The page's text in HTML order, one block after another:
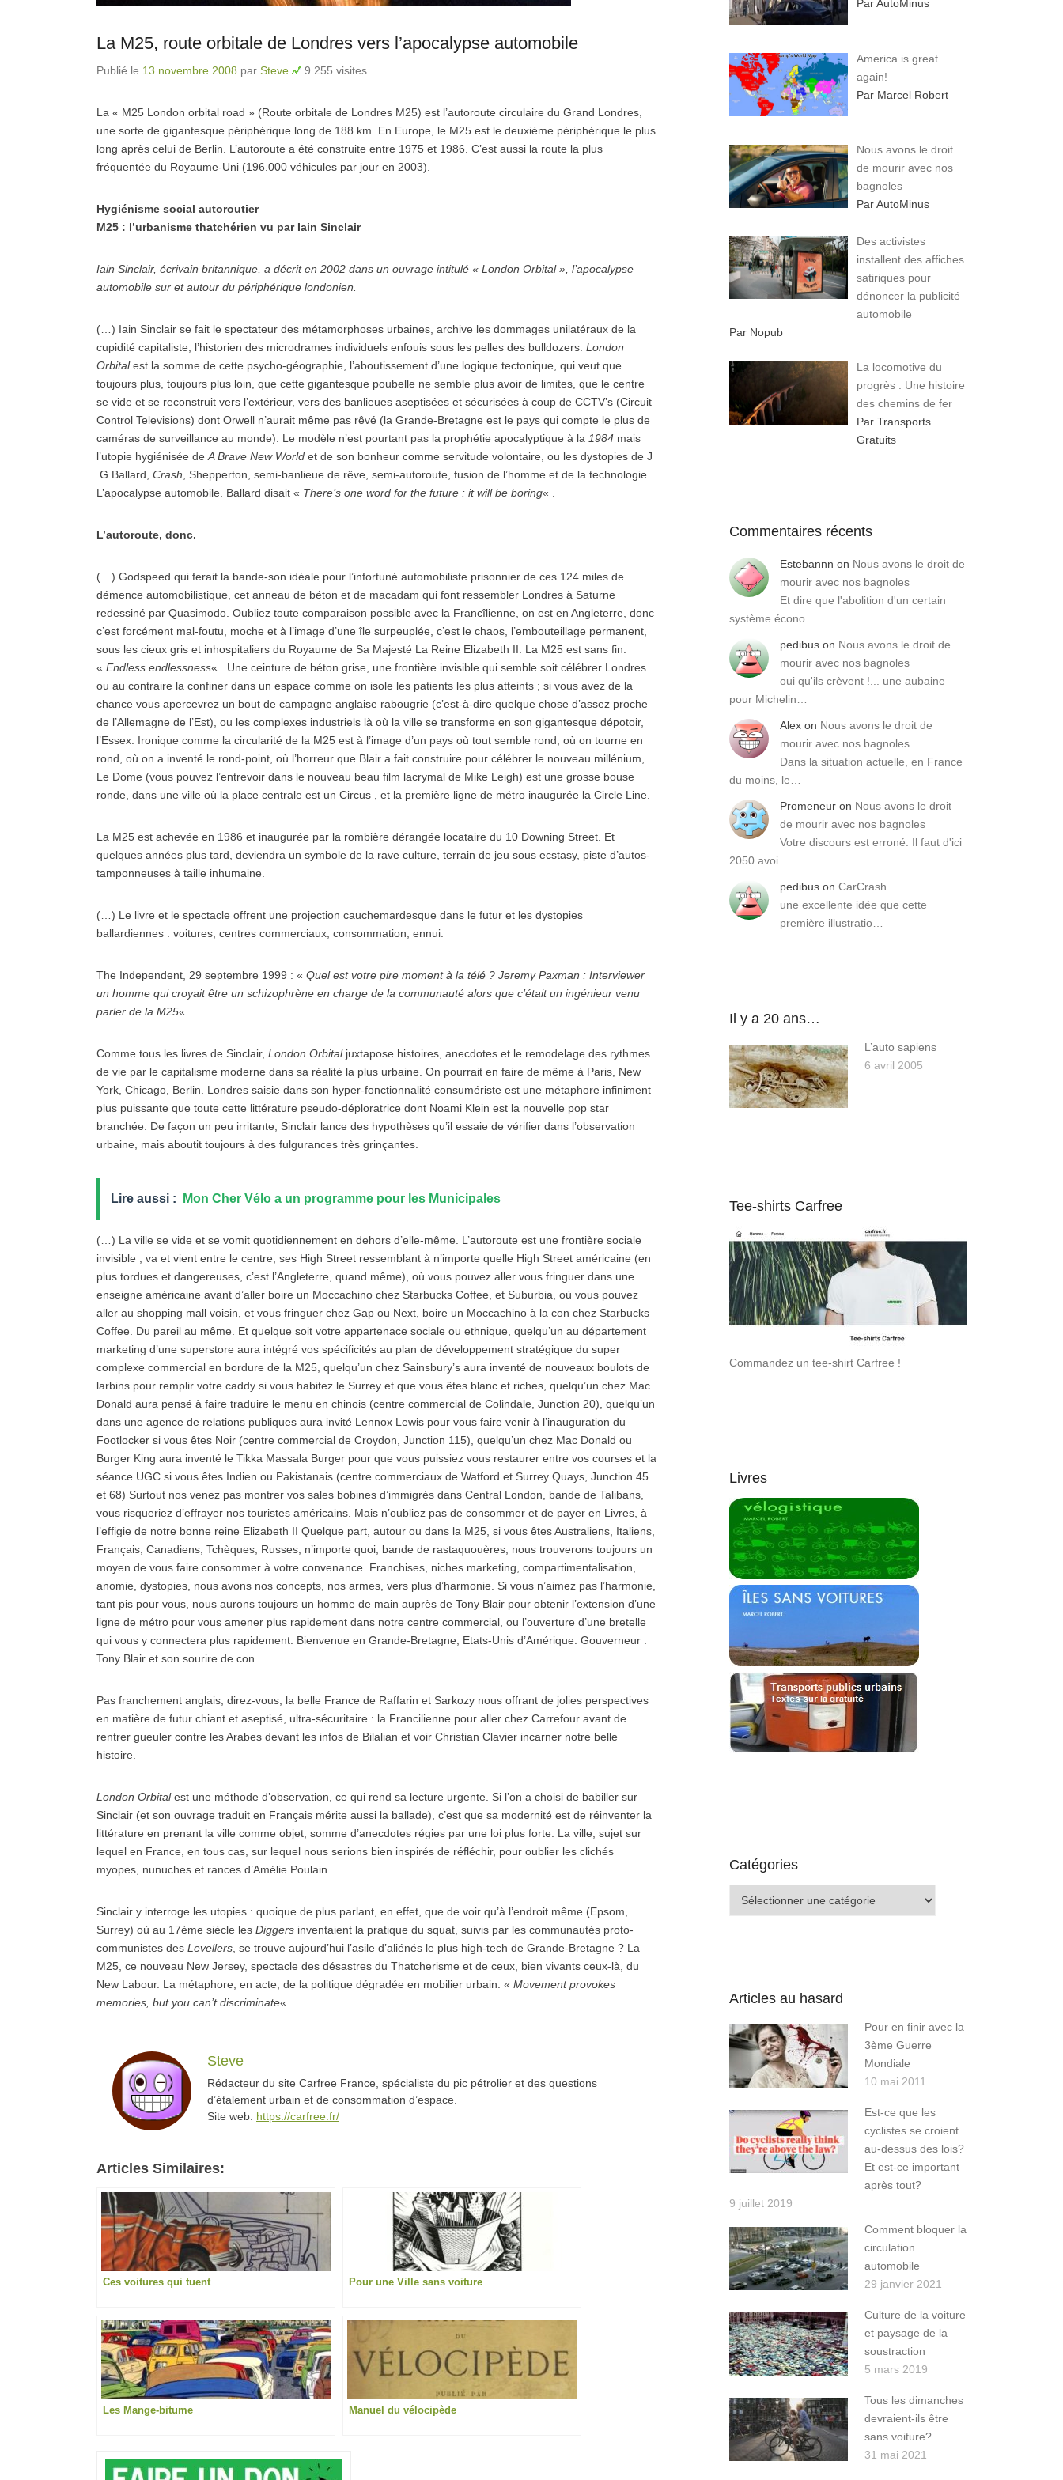
La M25, route orbitale de Londres vers l’apocalypse automobile
Publié le 13 novembre 2008 par Steve 9 255 visites
La « M25 London orbital road » (Route orbitale de Londres M25) est l’autoroute circulaire du Grand Londres,
une sorte de gigantesque périphérique long de 188 km. En Europe, le M25 est le deuxième périphérique le plus
long après celui de Berlin. L’autoroute a été construite entre 1975 et 1986. C’est aussi la route la plus
fréquentée du Royaume-Uni (196.000 véhicules par jour en 2003).
Hygiénisme social autoroutier
M25 : l’urbanisme thatchérien vu par Iain Sinclair
Iain Sinclair, écrivain britannique, a décrit en 2002 dans un ouvrage intitulé « London Orbital », l’apocalypse
automobile sur et autour du périphérique londonien.
(…) Iain Sinclair se fait le spectateur des métamorphoses urbaines, archive les dommages unilatéraux de la
cupidité capitaliste, l’historien des microdrames individuels enfouis sous les pelles des bulldozers. London
Orbitalest la somme de cette psycho-géographie, l’aboutissement d’une logique tectonique, qui veut que
toujours plus, toujours plus loin, que cette gigantesque poubelle ne semble plus avoir de limites, que le centre
se vide et se reconstruit vers l’extérieur, vers des banlieues aseptisées et sécurisées à coup de CCTV’s (Circuit
Control Televisions) dont Orwell n’aurait même pas rêvé (la Grande-Bretagne est le pays qui compte le plus de
caméras de surveillance au monde). Le modèle n’est pourtant pas la prophétie apocalyptique à la 1984 mais
l’utopie hygiénisée de A Brave New World et de son bonheur comme servitude volontaire, ou les dystopies de J
.G Ballard, Crash , Shepperton, semi-banlieue de rêve, semi-autoroute, fusion de l’homme et de la technologie.
L’apocalypse automobile. Ballard disait « There’s one word for the future : it will be boring« .
L’autoroute, donc.
(…) Godspeed qui ferait la bande-son idéale pour l’infortuné automobiliste prisonnier de ces 124 miles de
démence automobilistique, cet anneau de béton et de macadam qui font ressembler Londres à Saturne
redessiné par Quasimodo. Oubliez toute comparaison possible avec la Francîlienne, on est en Angleterre, donc
c’est forcément mal-foutu, moche et à l’image d’une île surpeuplée, c’est le chaos, l’embouteillage permanent,
sous les cieux gris et inhospitaliers du Royaume de Sa Majesté La Reine Elizabeth II. La M25 est sans fin.
« Endless endlessness« . Une ceinture de béton grise, une frontière invisible qui semble soit célébrer Londres
ou au contraire la confiner dans un espace comme on isole les patients les plus atteints ; si vous avez de la
chance vous apercevrez un bout de campagne anglaise rabougrie (c’est-à-dire quelque chose d’assez proche
de l’Allemagne de l’Est), ou les complexes industriels là où la ville se transforme en son gigantesque dépotoir,
l’Essex. Ironique comme la circularité de la M25 est à l’image d’un pays où tout semble rond, où on tourne en
rond, où on a inventé le rond-point, où l’horreur que Blair a fait construire pour célébrer le nouveau millénium,
Le Dome (vous pouvez l’entrevoir dans le nouveau beau film lacrymal de Mike Leigh) est une grosse bouse
ronde, dans une ville où la place centrale est un Circus , et la première ligne de métro inaugurée la Circle Line.
La M25 est achevée en 1986 et inaugurée par la rombière dérangée locataire du 10 Downing Street. Et
quelques années plus tard, deviendra un symbole de la rave culture, terrain de jeu sous ecstasy, piste d’autos-
tamponneuses à taille inhumaine.
(…) Le livre et le spectacle offrent une projection cauchemardesque dans le futur et les dystopies
ballardiennes : voitures, centres commerciaux, consommation, ennui.
The Independent, 29 septembre 1999 : « Quel est votre pire moment à la télé ? Jeremy Paxman : Interviewer
un homme qui croyait être un schizophrène en charge de la communauté alors que c’était un ingénieur venu
parler de la M25« .
Comme tous les livres de Sinclair, London Orbitaljuxtapose histoires, anecdotes et le remodelage des rythmes
de vie par le capitalisme moderne dans sa réalité la plus urbaine. On pourrait en faire de même à Paris, New
York, Chicago, Berlin. Londres saisie dans son hyper-fonctionnalité consumériste est une métaphore infiniment
plus puissante que toute cette littérature pseudo-déploratrice dont Noami Klein est la nouvelle pop star
branchée. De façon un peu irritante, Sinclair lance des hypothèses qu’il essaie de vérifier dans l’observation
urbaine, mais aboutit toujours à des fulgurances très grinçantes.
Lire aussi : Mon Cher Vélo a un programme pour les Municipales
(…) La ville se vide et se vomit quotidiennement en dehors d’elle-même. L’autoroute est une frontière sociale
invisible ; va et vient entre le centre, ses High Street ressemblant à n’importe quelle High Street américaine (en
plus tordues et dangereuses, c’est l’Angleterre, quand même), où vous pouvez aller vous fringuer dans une
enseigne américaine avant d’aller boire un Moccachino chez Starbucks Coffee, et Suburbia, où vous pouvez
aller au shopping mall voisin, et vous fringuer chez Gap ou Next, boire un Moccachino à la con chez Starbucks
Coffee. Du pareil au même. Et quelque soit votre appartenace sociale ou ethnique, quelqu’un au département
marketing d’une superstore aura intégré vos spécificités au plan de développement stratégique du super
complexe commercial en bordure de la M25, quelqu’un chez Sainsbury’s aura inventé de nouveaux boulots de
larbins pour remplir votre caddy si vous habitez le Surrey et que vous êtes blanc et riches, quelqu’un chez Mac
Donald aura pensé à faire traduire le menu en chinois (centre commercial de Colindale, Junction 20), quelqu’un
dans une agence de relations publiques aura invité Lennox Lewis pour vous faire venir à l’inauguration du
Footlocker si vous êtes Noir (centre commercial de Croydon, Junction 115), quelqu’un chez Mac Donald ou
Burger King aura inventé le Tikka Massala Burger pour que vous puissiez vous restaurer entre vos courses et la
séance UGC si vous êtes Indien ou Pakistanais (centre commerciaux de Watford et Surrey Quays, Junction 45
et 68) Surtout nos venez pas montrer vos sales bobines d’immigrés dans Central London, bande de Talibans,
vous risqueriez d’effrayer nos touristes américains. Mais n’oubliez pas de consommer et de payer en Livres, à
l’effigie de notre bonne reine Elizabeth II Quelque part, autour ou dans la M25, si vous êtes Australiens, Italiens,
Français, Canadiens, Tchèques, Russes, n’importe quoi, bande de rastaquouères, nous trouverons toujours un
moyen de vous faire consommer à votre convenance. Franchises, niches marketing, compartimentalisation,
anomie, dystopies, nous avons nos concepts, nos armes, vers plus d’harmonie. Si vous n’aimez pas l’harmonie,
tant pis pour vous, nous aurons toujours un homme de main auprès de Tony Blair pour obtenir l’extension d’une
ligne de métro pour vous amener plus rapidement dans notre centre commercial, ou l’ouverture d’une bretelle
qui vous y connectera plus rapidement. Bienvenue en Grande-Bretagne, Etats-Unis d’Amérique. Gouverneur :
Tony Blair et son sourire de con.
Pas franchement anglais, direz-vous, la belle France de Raffarin et Sarkozy nous offrant de jolies perspectives
en matière de futur chiant et aseptisé, ultra-sécuritaire : la Francilienne pour aller chez Carrefour avant de
rentrer gueuler contre les Arabes devant les infos de Bilalian et voir Christian Clavier incarner notre belle
histoire.
London Orbitalest une méthode d’observation, ce qui rend sa lecture urgente. Si l’on a choisi de babiller sur
Sinclair (et son ouvrage traduit en Français mérite aussi la ballade), c’est que sa modernité est de réinventer la
littérature en prenant la ville comme objet, somme d’anecdotes régies par une loi plus forte. La ville, sujet sur
lequel en France, en tous cas, sur lequel nous serions bien inspirés de réfléchir, pour oublier les clichés
myopes, nunuches et rances d’Amélie Poulain.
Sinclair y interroge les utopies : quoique de plus parlant, en effet, que de voir qu’à l’endroit même (Epsom,
Surrey) où au 17ème siècle les Diggers inventaient la pratique du squat, suivis par les communautés proto-
communistes des Levellers , se trouve aujourd’hui l’asile d’aliénés le plus high-tech de Grande-Bretagne ? La
M25, ce nouveau New Jersey, spectacle des désastres du Thatcherisme et de ceux, bien vivants ceux-là, du
New Labour. La métaphore, en acte, de la politique dégradée en mobilier urbain. « Movement provokes
memories, but you can’t discriminate« .
Steve
Rédacteur du site Carfree France, spécialiste du pic pétrolier et des questions
d’étalement urbain et de consommation d’espace.
Site web: https://carfree.fr/
Articles Similaires:
Ces voitures qui tuent Pour une Ville sans voiture
Les Mange-bitume Manuel du vélocipède
Par AutoMinus
America is great
again!
Par Marcel Robert
Nous avons le droit
de mourir avec nos
bagnoles
Par AutoMinus
Des activistes
installent des affiches
satiriques pour
dénoncer la publicité
automobile
Par Nopub
La locomotive du
progrès : Une histoire
des chemins de fer
Par Transports
Gratuits
Commentaires récents
Estebannn on Nous avons le droit de
mourir avec nos bagnoles
Et dire que l'abolition d'un certain
système écono…
pedibus on Nous avons le droit de
mourir avec nos bagnoles
oui qu'ils crèvent !... une aubaine
pour Michelin…
Alex on Nous avons le droit de
mourir avec nos bagnoles
Dans la situation actuelle, en France
du moins, le…
Promeneur on Nous avons le droit
de mourir avec nos bagnoles
Votre discours est erroné. Il faut d'ici
2050 avoi…
pedibus on CarCrash
une excellente idée que cette
première illustratio…
Il y a 20 ans…
L’auto sapiens
6 avril 2005
Tee-shirts Carfree
Commandez un tee-shirt Carfree !
Livres
Catégories
Articles au hasard
Pour en finir avec la
3ème Guerre
Mondiale
10 mai 2011
Est-ce que les
cyclistes se croient
au-dessus des lois?
Et est-ce important
après tout?
9 juillet 2019
Comment bloquer la
circulation
automobile
29 janvier 2021
Culture de la voiture
et paysage de la
soustraction
5 mars 2019
Tous les dimanches
devraient-ils être
sans voiture?
31 mai 2021